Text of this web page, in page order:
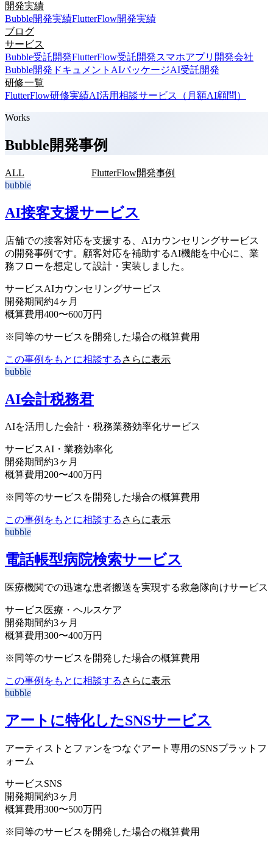
開発実績
Bubble開発実績FlutterFlow開発実績
ブログ
サービス
Bubble受託開発FlutterFlow受託開発スマホアプリ開発会社
Bubble開発ドキュメント AIパッケージAI受託開発
研修一覧
FlutterFlow研修実績AI活用相談サービス（月額AI顧問）
Works
Bubble開発事例
ALL
FlutterFlow開発事例
bubble
AI接客支援サービス
店舗での接客対応を支援する、AIカウンセリングサービス
の開発事例です。顧客対応を補助するAI機能を中心に、業
務フローを想定して設計・実装しました。
サービスAIカウンセリングサービス
開発期間約4ヶ月
概算費用400〜600万円
※同等のサービスを開発した場合の概算費用
この事例をもとに相談する さらに表示
bubble
AI会計税務君
AIを活用した会計・税務業務効率化サービス
サービスAI・業務効率化
開発期間約3ヶ月
概算費用200〜400万円
※同等のサービスを開発した場合の概算費用
この事例をもとに相談する さらに表示
bubble
電話帳型病院検索サービス
医療機関での迅速な患者搬送を実現する救急隊向けサービス
サービス 医療・ヘルスケア
開発期間約3ヶ月
概算費用300〜400万円
※同等のサービスを開発した場合の概算費用
この事例をもとに相談する さらに表示
bubble
アートに特化したSNSサービス
アーティストとファンをつなぐアート専用のSNSプラットフ
ォーム
サービスSNS
開発期間約3ヶ月
概算費用300〜500万円
※同等のサービスを開発した場合の概算費用